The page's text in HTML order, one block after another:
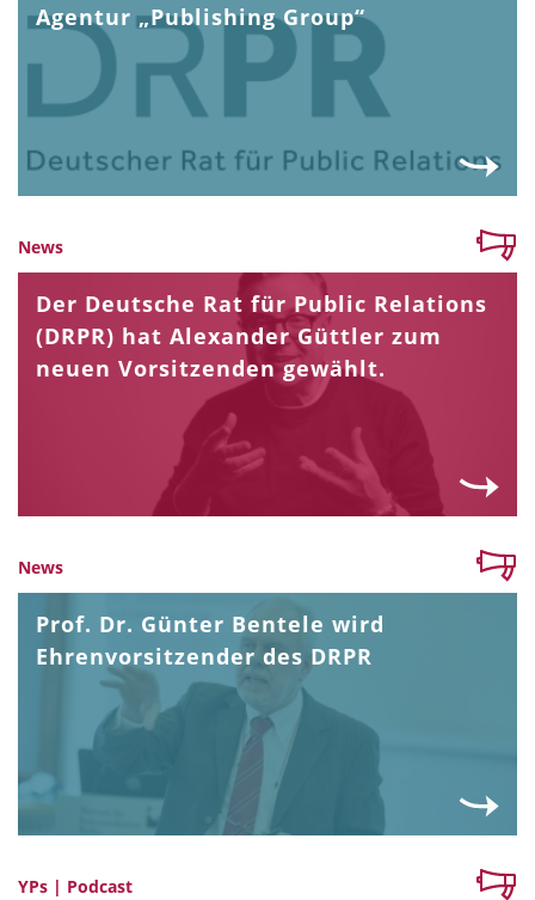
Agentur „Publishing Group“
News
Der Deutsche Rat für Public Relations
(DRPR) hat Alexander Güttler zum
neuen Vorsitzenden gewählt.
News
Prof. Dr. Günter Bentele wird
Ehrenvorsitzender des DRPR
YPs | Podcast